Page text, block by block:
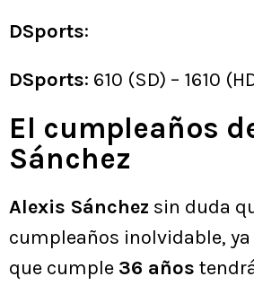
DSports:
DSports: 610 (SD) – 1610
El cumpleaños
Sánchez
Alexis Sánchez sin duda
cumpleaños inolvidable, ya
que cumple 36 años